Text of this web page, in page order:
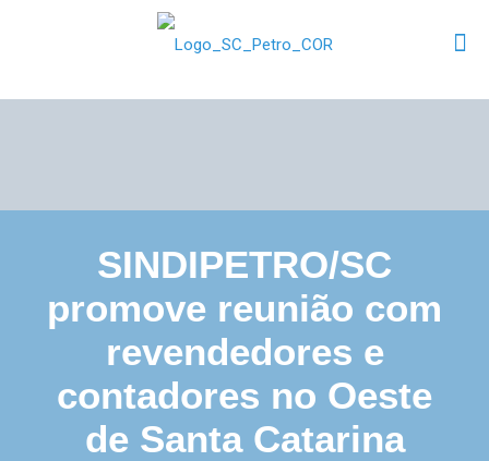
SINDIPETRO/SC
promove reunião com
revendedores e
contadores no Oeste
de Santa Catarina